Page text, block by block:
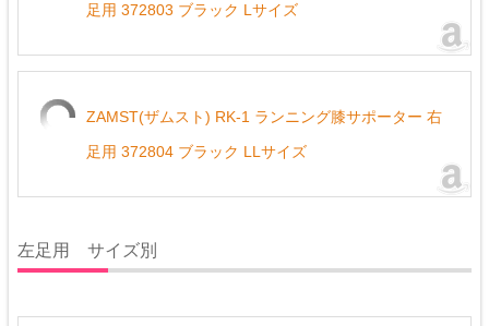
足用 372803 ブラック Lサイズ
ZAMST(ザムスト) RK-1 ランニング膝サポーター 右
足用 372804 ブラック LLサイズ
左足用 サイズ別